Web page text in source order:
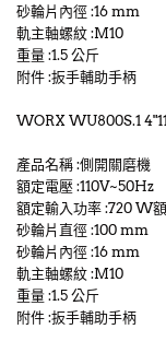
砂輪片內徑 :16 mm
軌主軸螺紋 :M10
重量 :1.5 公斤
附件 :扳手輔助手柄
WORX WU800S.1
產品名稱 :側開關磨機
額定電壓 :110V~50Hz
額定輸入功率 :720 W
砂輪片直徑 :100 mm
砂輪片內徑 :16 mm
軌主軸螺紋 :M10
重量 :1.5 公斤
附件 :扳手輔助手柄